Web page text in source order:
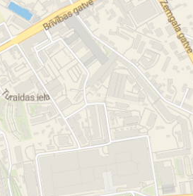
ремонт блока управления
смена фильтров в
ремонт коробок передач
ремонт коробок передач
автосервисавто на ул.
гидравлические блоки